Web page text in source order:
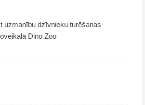
uzmanību dzīvnieku turēšanas
Dino Zoo